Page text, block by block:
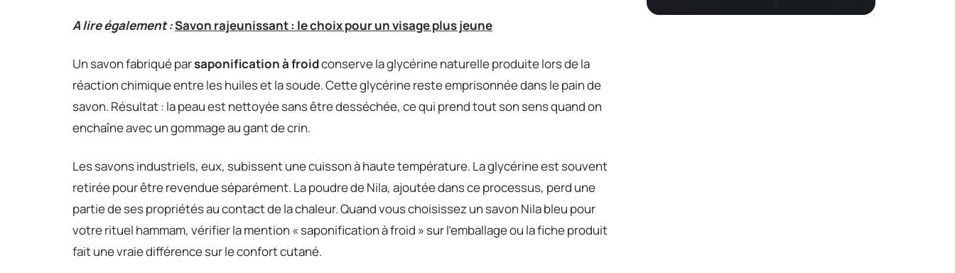
A lire également :Savon rajeunissant : le choix pour un visage plus jeune
Un savon fabriqué parsaponification à froidconserve la glycérine naturelle produite lors de la
réaction chimique entre les huiles et la soude. Cette glycérine reste emprisonnée dans le pain de
savon. Résultat : la peau est nettoyée sans être desséchée, ce qui prend tout son sens quand on
enchaîne avec un gommage au gant de crin.
Les savons industriels, eux, subissent une cuisson à haute température. La glycérine est souvent
retirée pour être revendue séparément. La poudre de Nila, ajoutée dans ce processus, perd une
partie de ses propriétés au contact de la chaleur. Quand vous choisissez un savon Nila bleu pour
votre rituel hammam, vérifier la mention « saponification à froid » sur l’emballage ou la fiche produit
fait une vraie différence sur le confort cutané.